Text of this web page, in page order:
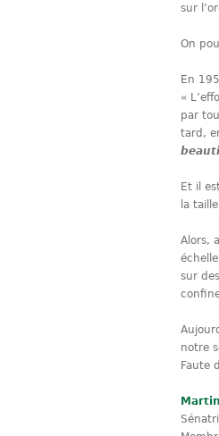
sur
On
En
«
par
tard,
Et il
la
Alors,
sur
notre
Faute